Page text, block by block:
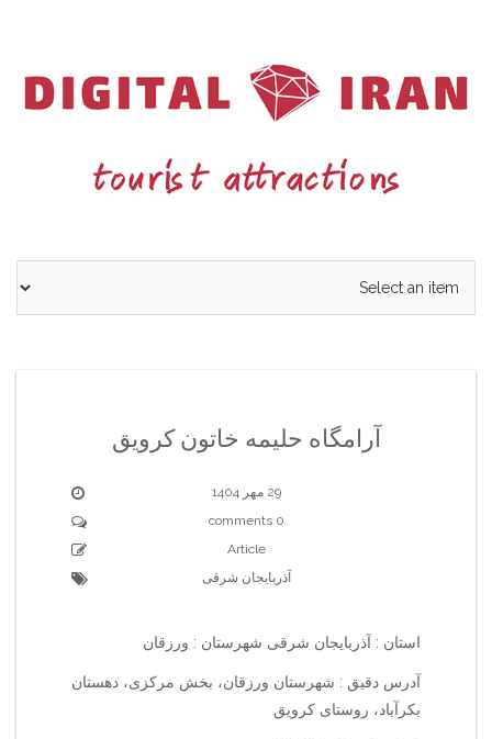
آرامگاه حلیمه خاتون کرویق
29 مهر 1404
0 comments
Article
آذربایجان شرقی
استان : آذربایجان شرقی شهرستان : ورزقان
آدرس دقیق : شهرستان ورزقان، بخش مرکزی، دهستان
بکرآباد، روستای کرویق